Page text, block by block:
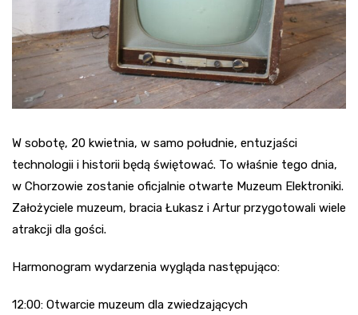
W sobotę, 20 kwietnia, w samo południe, entuzjaści
technologii i historii będą świętować. To właśnie tego dnia,
w Chorzowie zostanie oficjalnie otwarte Muzeum Elektroniki.
Założyciele muzeum, bracia Łukasz i Artur przygotowali wiele
atrakcji dla gości.
Harmonogram wydarzenia wygląda następująco:
12:00: Otwarcie muzeum dla zwiedzających